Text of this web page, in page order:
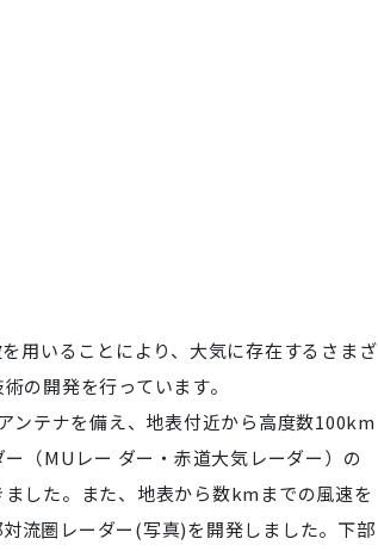
用いることにより、大気に存在するさまざ
の開発を行っています。
ンテナを備え、地表付近から高度数100km
（MUレー ダー・赤道大気レーダー）の
した。また、地表から数kmまでの風速を
流圏レーダー(写真)を開発しました。下部